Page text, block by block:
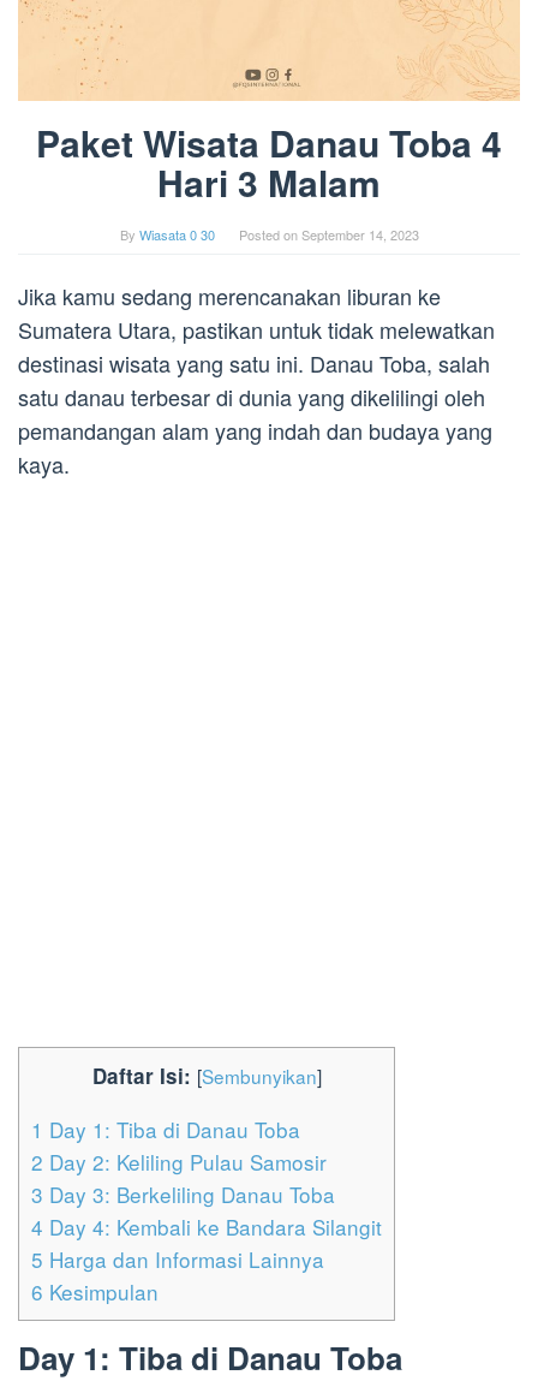
Paket Wisata Danau Toba 4
Hari 3 Malam
By Wiasata 0 30 Posted onSeptember 14, 2023
Jika kamu sedang merencanakan liburan ke
Sumatera Utara, pastikan untuk tidak melewatkan
destinasi wisata yang satu ini. Danau Toba, salah
satu danau terbesar di dunia yang dikelilingi oleh
pemandangan alam yang indah dan budaya yang
kaya.
Daftar Isi: [Sembunyikan]
1 Day 1: Tiba di Danau Toba
2 Day 2: Keliling Pulau Samosir
3 Day 3: Berkeliling Danau Toba
4 Day 4: Kembali ke Bandara Silangit
5 Harga dan Informasi Lainnya
6 Kesimpulan
Day 1: Tiba di Danau Toba